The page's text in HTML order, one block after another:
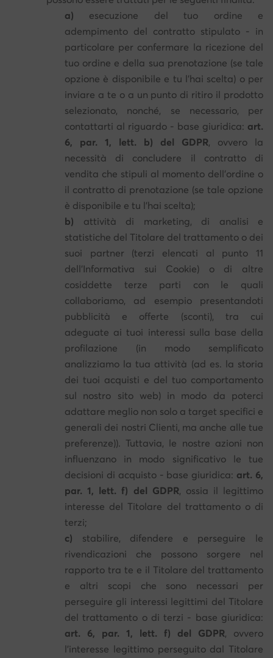
a) esecuzione del tuo ordine e
adempimento del contratto stipulato - in
particolare per confermare la ricezione del
tuo ordine e della sua prenotazione (se tale
opzione è disponibile e tu l'hai scelta) o per
inviare a te o a un punto di ritiro il prodotto
selezionato, nonché, se necessario, per
contattarti al riguardo - base giuridica: art.
6, par. 1, lett. b) del GDPR, ovvero la
necessità di concludere il contratto di
vendita che stipuli al momento dell'ordine o
il contratto di prenotazione (se tale opzione
è disponibile e tu l'hai scelta);
b) attività di marketing, di analisi e
statistiche del Titolare del trattamento o dei
suoi partner (terzi elencati al punto 11
dell'Informativa sui Cookie) o di altre
cosiddette terze parti con le quali
collaboriamo, ad esempio presentandoti
pubblicità e offerte (sconti), tra cui
adeguate ai tuoi interessi sulla base della
profilazione (in modo semplificato
analizziamo la tua attività (ad es. la storia
dei tuoi acquisti e del tuo comportamento
sul nostro sito web) in modo da poterci
adattare meglio non solo a target specifici e
generali dei nostri Clienti, ma anche alle tue
preferenze)). Tuttavia, le nostre azioni non
influenzano in modo significativo le tue
decisioni di acquisto - base giuridica: art. 6,
par. 1, lett. f) del GDPR, ossia il legittimo
interesse del Titolare del trattamento o di
terzi;
c) stabilire, difendere e perseguire le
rivendicazioni che possono sorgere nel
rapporto tra te e il Titolare del trattamento
e altri scopi che sono necessari per
perseguire gli interessi legittimi del Titolare
del trattamento o di terzi - base giuridica:
art. 6, par. 1, lett. f) del GDPR, ovvero
l'interesse legittimo perseguito dal Titolare